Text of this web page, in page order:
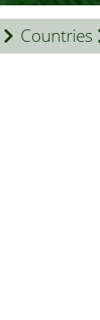
Countries